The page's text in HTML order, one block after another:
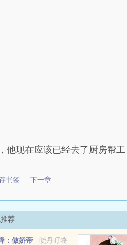
他现在应该已经去了厨房帮工
书签 下一章
荐
晓丹叮咚
：傲娇帝